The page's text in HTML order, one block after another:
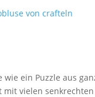
ein Puzzle aus
vielen